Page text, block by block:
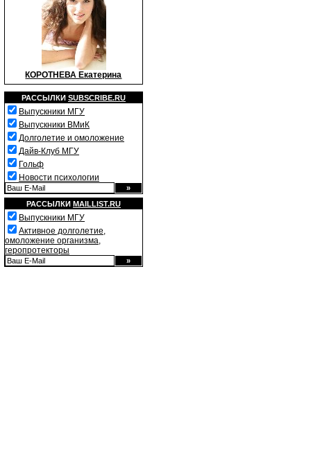
КОРОТНЕВА Екатерина
РАССЫЛКИ SUBSCRIBE.RU
Выпускники МГУ
Выпускники ВМиК
Долголетие и омоложение
Дайв-Клуб МГУ
Гольф
Новости психологии
РАССЫЛКИ MAILLIST.RU
Выпускники МГУ
Активное долголетие,
омоложение организма,
геропротекторы